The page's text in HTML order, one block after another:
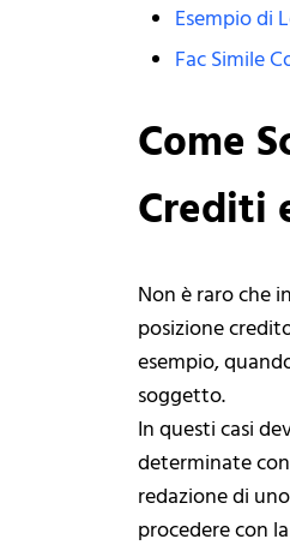
Esempio di
Fac Simile
Come
Crediti
Non è raro che
posizione
esempio,
soggetto.
In questi casi
determinate
redazione di
procedere con